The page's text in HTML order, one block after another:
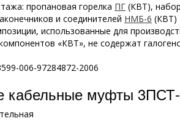
пропановая горелка ПГ (КВТ),
и соединителей НМБ-6 (КВТ)
использованные для
«КВТ», не содержат
006-97284872-2006
кабельные муфты